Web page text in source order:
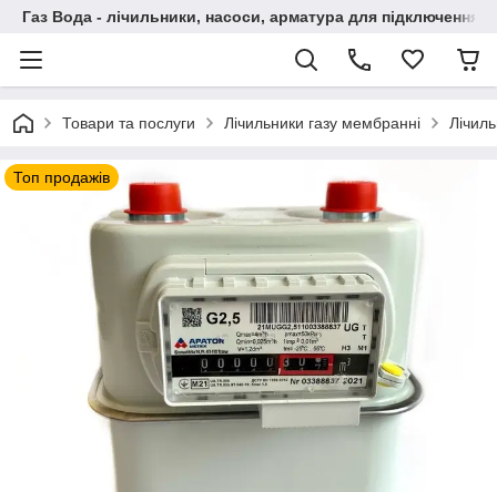
Газ Вода - лічильники, насоси, арматура для підключення,
Товари та послуги Лічильники газу мембранні
Топ продажів